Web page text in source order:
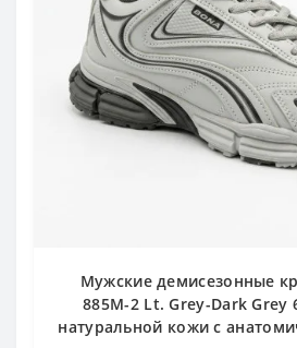
Мужские демисезонные
885M-2 Lt. Grey-Dark Grey
натуральной кожи с